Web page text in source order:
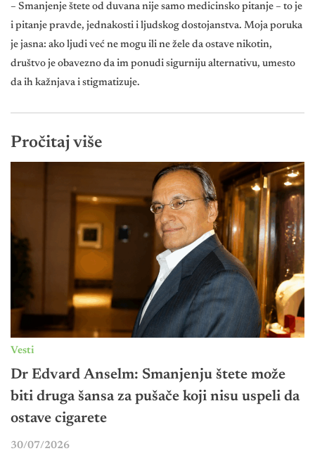
– Smanjenje štete od duvana nije samo medicinsko pitanje – to je
i pitanje pravde, jednakosti i ljudskog dostojanstva. Moja poruka
je jasna: ako ljudi već ne mogu ili ne žele da ostave nikotin,
društvo je obavezno da im ponudi sigurniju alternativu, umesto
da ih kažnjava i stigmatizuje.
Pročitaj više
Vesti
Dr Edvard Anselm: Smanjenju štete može
biti druga šansa za pušače koji nisu uspeli da
ostave cigarete
30/07/2026